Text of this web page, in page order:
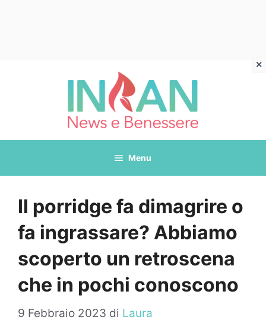
Menu
Il porridge fa dimagrire o
fa ingrassare? Abbiamo
scoperto un retroscena
che in pochi conoscono
9 Febbraio 2023 di Laura